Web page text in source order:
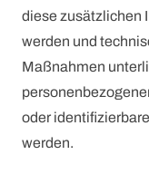
diese zusätzlichen
werden und
Maßnahmen
oder
werden.